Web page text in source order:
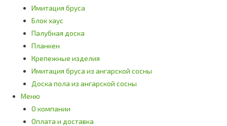
Имитация бруса
Блок хаус
Палубная доска
Планкен
Крепежные изделия
Имитация бруса из ангарской сосны
Доска пола из ангарской сосны
Меню
О компании
Оплата и доставка